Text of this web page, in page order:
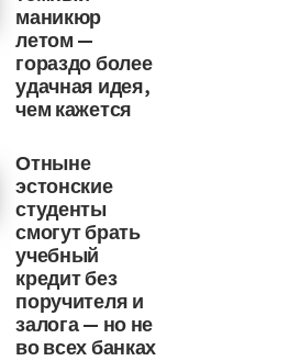
маникюр
летом —
гораздо более
удачная идея,
чем кажется
Отныне
эстонские
студенты
смогут брать
учебный
кредит без
поручителя и
залога — но не
во всех банках